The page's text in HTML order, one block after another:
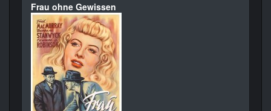
Frau ohne Gewissen